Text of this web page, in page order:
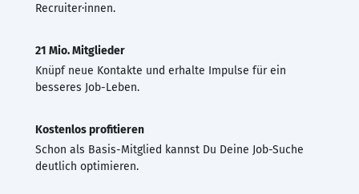
Recruiter·innen.
21 Mio. Mitglieder
Knüpf neue Kontakte und erhalte Impulse für ein
besseres Job-Leben.
Kostenlos profitieren
Schon als Basis-Mitglied kannst Du Deine Job-Suche
deutlich optimieren.